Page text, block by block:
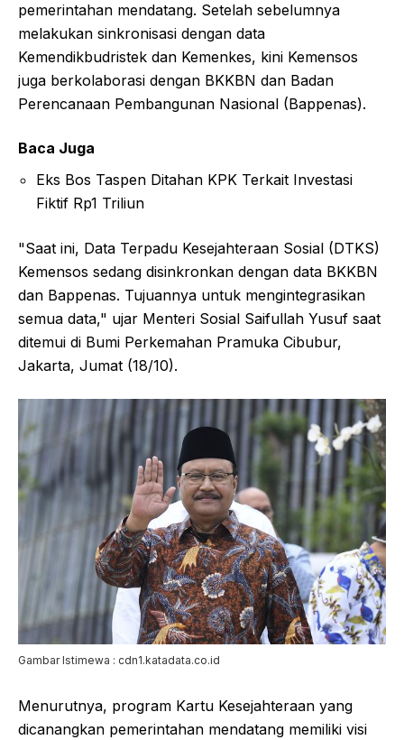
pemerintahan mendatang. Setelah sebelumnya
melakukan sinkronisasi dengan data
Kemendikbudristek dan Kemenkes, kini Kemensos
juga berkolaborasi dengan BKKBN dan Badan
Perencanaan Pembangunan Nasional (Bappenas).
Baca Juga
Eks Bos Taspen Ditahan KPK Terkait Investasi
Fiktif Rp1 Triliun
"Saat ini, Data Terpadu Kesejahteraan Sosial (DTKS)
Kemensos sedang disinkronkan dengan data BKKBN
dan Bappenas. Tujuannya untuk mengintegrasikan
semua data," ujar Menteri Sosial Saifullah Yusuf saat
ditemui di Bumi Perkemahan Pramuka Cibubur,
Jakarta, Jumat (18/10).
Gambar Istimewa : cdn1.katadata.co.id
Menurutnya, program Kartu Kesejahteraan yang
dicanangkan pemerintahan mendatang memiliki visi